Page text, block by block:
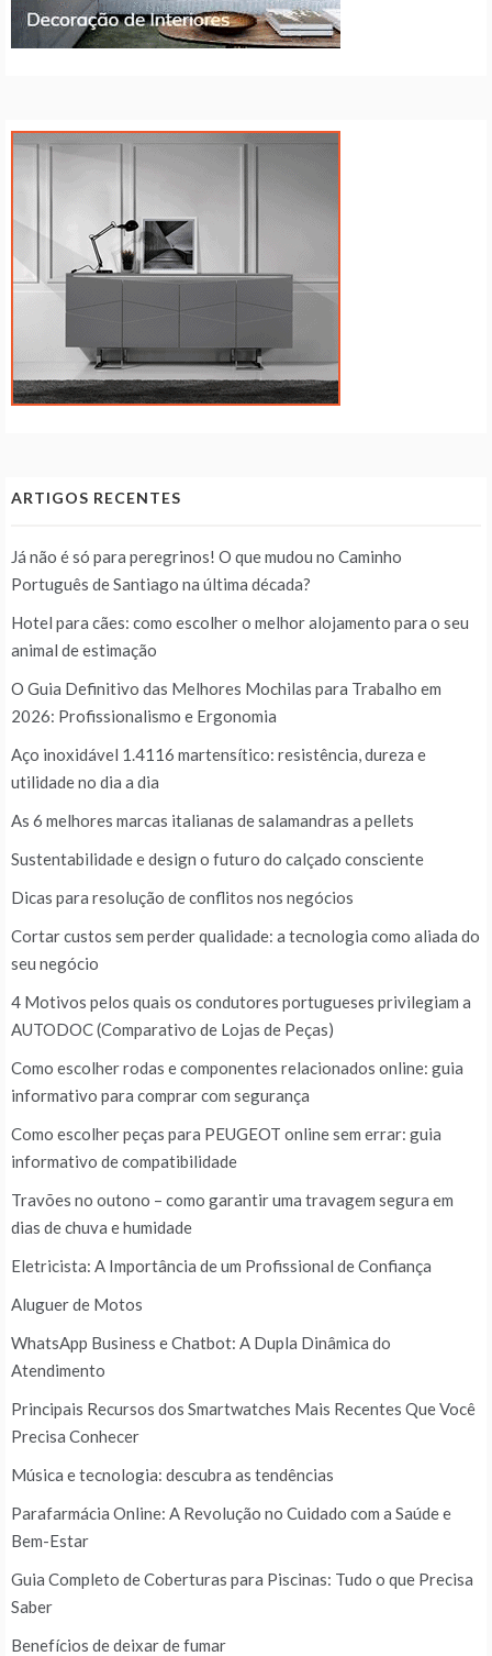
ARTIGOS RECENTES
Já não é só para peregrinos! O que mudou no Caminho
Português de Santiago na última década?
Hotel para cães: como escolher o melhor alojamento para o seu
animal de estimação
O Guia Definitivo das Melhores Mochilas para Trabalho em
2026: Profissionalismo e Ergonomia
Aço inoxidável 1.4116 martensítico: resistência, dureza e
utilidade no dia a dia
As 6 melhores marcas italianas de salamandras a pellets
Sustentabilidade e design o futuro do calçado consciente
Dicas para resolução de conflitos nos negócios
Cortar custos sem perder qualidade: a tecnologia como aliada do
seu negócio
4 Motivos pelos quais os condutores portugueses privilegiam a
AUTODOC (Comparativo de Lojas de Peças)
Como escolher rodas e componentes relacionados online: guia
informativo para comprar com segurança
Como escolher peças para PEUGEOT online sem errar: guia
informativo de compatibilidade
Travões no outono – como garantir uma travagem segura em
dias de chuva e humidade
Eletricista: A Importância de um Profissional de Confiança
Aluguer de Motos
WhatsApp Business e Chatbot: A Dupla Dinâmica do
Atendimento
Principais Recursos dos Smartwatches Mais Recentes Que Você
Precisa Conhecer
Música e tecnologia: descubra as tendências
Parafarmácia Online: A Revolução no Cuidado com a Saúde e
Bem-Estar
Guia Completo de Coberturas para Piscinas: Tudo o que Precisa
Saber
Benefícios de deixar de fumar